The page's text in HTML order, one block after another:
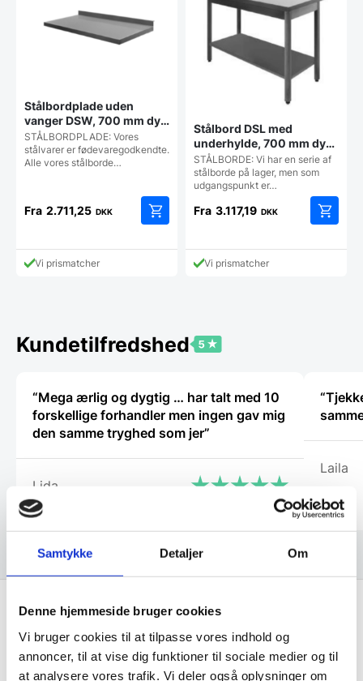
Samtykke Detaljer Om
Denne hjemmeside bruger cookies
Vi bruger cookies til at tilpasse vores indhold og
annoncer, til at vise dig funktioner til sociale medier og til
at analysere vores trafik. Vi deler også oplysninger om
Stålbordplade uden
vanger DSW, 700 mm dyb
i mange længder
STÅLBORDPLADE: Vores
stålvarer er fødevaregodkendte.
Alle vores stålborde…
Fra 2.711,25 DKK
vare
vælges
på
Vi prismatcher
Stålbord DSL med
underhylde, 700 mm dyb i
mange længder
STÅLBORDE: Vi har en serie af
stålborde på lager, men som
udgangspunkt er…
Fra 3.117,19 DKK
vare
Vi prismatcher
Kundetilfredshed
“Mega ærlig og dygtig … har talt med 10
forskellige forhandler men ingen gav mig
den samme tryghed som jer”
Lida
Laila
Få de bedste tilbud først!